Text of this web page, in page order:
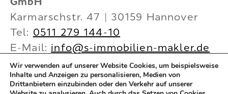
GmbH
Karmarschstr. 47 | 30159 Hannover
Tel: 0511 279 144-10
E-Mail: info@s-immobilien-makler.de
Internet: www.s-immobilien-makler.de
Mehr Infos
Wir verwenden auf unserer Website Cookies, um beispielsweise
Inhalte und Anzeigen zu personalisieren, Medien von
Drittanbietern einzubinden oder den Verkehr auf unserer